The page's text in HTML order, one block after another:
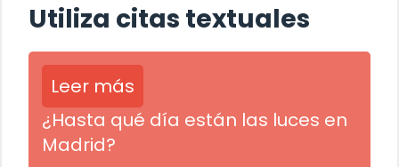
Utiliza citas textuales
Leer más
¿Hasta qué día están las luces en
Madrid?